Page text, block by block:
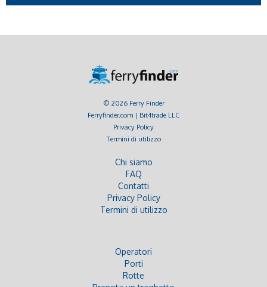
© 2026 Ferry Finder
Ferryfinder.com | Bit4trade LLC
Privacy Policy
Termini di utilizzo
Chi siamo
FAQ
Contatti
Privacy Policy
Termini di utilizzo
Operatori
Porti
Rotte